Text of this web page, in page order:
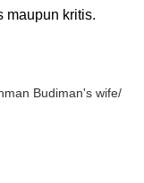
maupun kritis.
Budiman's wife/